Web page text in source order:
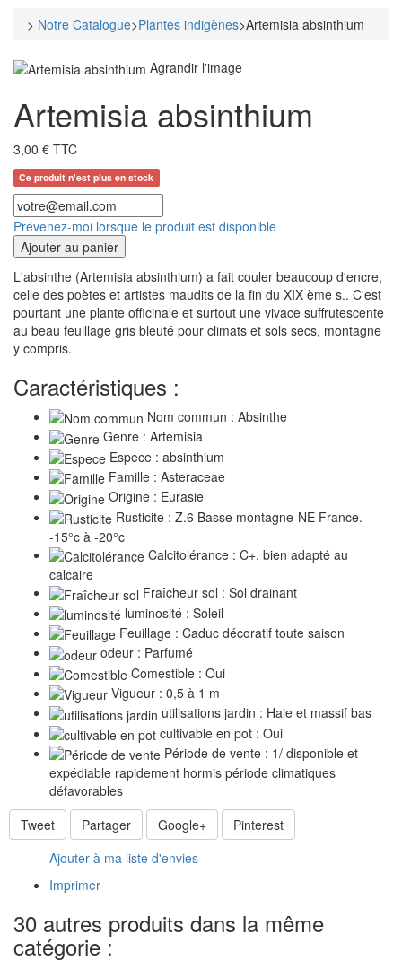
> Notre Catalogue>Plantes indigènes>Artemisia absinthium
Agrandir l'image
Artemisia absinthium
3,00 € TTC
Ce produit n'est plus en stock
Prévenez-moi lorsque le produit est disponible
Ajouter au panier
L'absinthe (Artemisia absinthium) a fait couler beaucoup d'encre,
celle des poètes et artistes maudits de la fin du XIX ème s.. C'est
pourtant une plante officinale et surtout une vivace suffrutescente
au beau feuillage gris bleuté pour climats et sols secs, montagne
y compris.
Caractéristiques :
Nom commun : Absinthe
Genre : Artemisia
Espece : absinthium
Famille : Asteraceae
Origine : Eurasie
Rusticite : Z.6 Basse montagne-NE France.
-15°c à -20°c
Calcitolérance : C+. bien adapté au
calcaire
Fraîcheur sol : Sol drainant
luminosité : Soleil
Feuillage : Caduc décoratif toute saison
odeur : Parfumé
Comestible : Oui
Vigueur : 0,5 à 1 m
utilisations jardin : Haie et massif bas
cultivable en pot : Oui
Période de vente : 1/ disponible et
expédiable rapidement hormis période climatiques
défavorables
Tweet
Partager Google+
Pinterest
Ajouter à ma liste d'envies
Imprimer
30 autres produits dans la même
catégorie :